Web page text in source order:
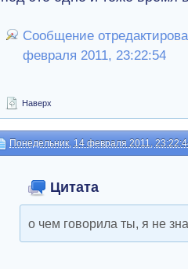
Сообщение
февраля 2011, 23:22:54
Наверх
Понедельник, 14 февраля 2011,
Цитата
о чем говорила ты, я не